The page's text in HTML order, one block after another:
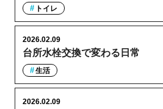
トイレ
台所水栓交換で変わる日常
2026.02.09
生活
2026.02.09